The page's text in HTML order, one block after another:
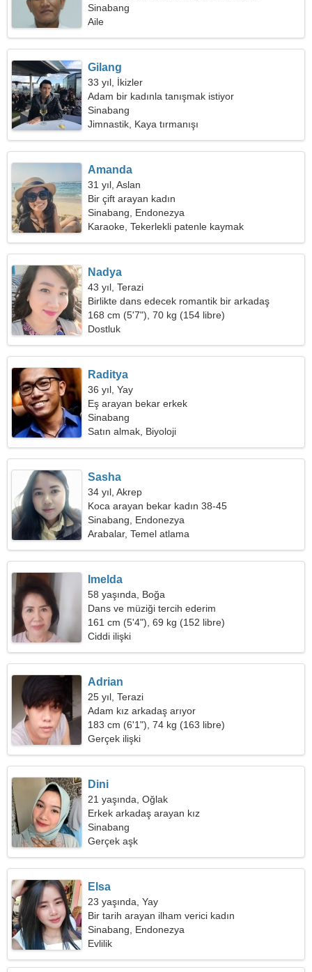
çalışıyorum
Sinabang
Aile
Gilang
33 yıl, İkizler
Adam bir kadınla tanışmak istiyor
Sinabang
Jimnastik, Kaya tırmanışı
Amanda
31 yıl, Aslan
Bir çift arayan kadın
Sinabang, Endonezya
Karaoke, Tekerlekli patenle kaymak
Nadya
43 yıl, Terazi
Birlikte dans edecek romantik bir arkadaş
arıyorum
168 cm (5'7"), 70 kg (154 libre)
Dostluk
Raditya
36 yıl, Yay
Eş arayan bekar erkek
Sinabang
Satın almak, Biyoloji
Sasha
34 yıl, Akrep
Koca arayan bekar kadın 38-45
Sinabang, Endonezya
Arabalar, Temel atlama
Imelda
58 yaşında, Boğa
Dans ve müziği tercih ederim
161 cm (5'4"), 69 kg (152 libre)
Ciddi ilişki
Adrian
25 yıl, Terazi
Adam kız arkadaş arıyor
183 cm (6'1"), 74 kg (163 libre)
Gerçek ilişki
Dini
21 yaşında, Oğlak
Erkek arkadaş arayan kız
Sinabang
Gerçek aşk
Elsa
23 yaşında, Yay
Bir tarih arayan ilham verici kadın
Sinabang, Endonezya
Evlilik